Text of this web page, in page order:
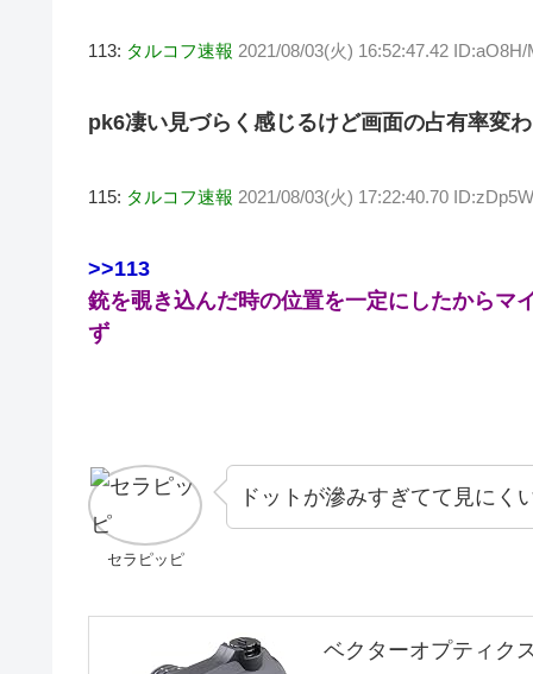
113: タルコフ速報 2021/08/03(火) 16:52:47.42 ID:aO8H/
pk6凄い見づらく感じるけど画面の占有率変わ
115: タルコフ速報 2021/08/03(火) 17:22:40.70
>>113
銃を覗き込んだ時の位置を一定にしたからマ
ず
セラピッピ
ドットが滲みすぎてて見にく
ベクターオプティク